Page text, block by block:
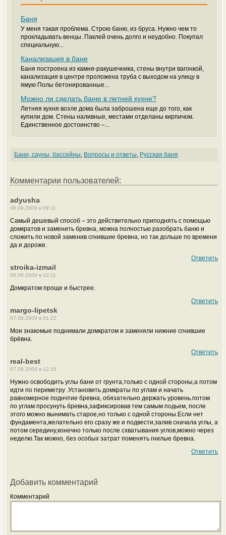
Баня
У меня такая проблема. Строю баню, из бруса. Нужно чем то
прокладывать венцы. Паклей очень долго и неудобно. Покупал
специальную...
Канализация в бане
Баня построена из камня-ракушечника, стены внутри вагонкой,
канализация в центре проложена труба с выходом на улицу в
ямую Полы бетонированные...
Можно ли сделать баню в летней кухне?
Летняя кухня возле дома была заброшена еще до того, как
купили дом. Стены наливные, местами отделаны кирпичом.
Единственное достоинство –...
Бани, сауны, бассейны, Вопросы и ответы, Русская баня
Комментарии пользователей:
adyusha
06.09.2009 в 09:11
Самый дешевый способ – это действительно приподнять с помощью
домкратов и заменить бревна, можна полностью разобрать баню и
сложить по новой заменив сгнившие бревна, но так дольше по времени
да и дороже.
Ответить
stroika-izmail
06.09.2009 в 10:11
Домкратом проще и быстрее.
Ответить
margo-lipetsk
07.09.2009 в 01:22
Мои знакомые поднимали домкратом и заменяли нижние сгнившие
брёвна.
Ответить
real-best
07.09.2009 в 12:16
Нужно освободить углы бани от грунта,только с одной стороны,а потом
идти по периметру .Установить домкраты по углам и начать
равномерное поднчтие бревна, обязательно держать уровень.потом
по углам просунуть бревна,зафиксировав тем самым подьем, после
этого можно вынимать старое,но только с одной стороны.Если нет
фундамента,желательно его сразу же и подвести,залив сначала углы, а
потом середину,конечно только после схватывания углов,можно через
неделю.Так можно, без особых затрат поменять гнилые бревна.
Ответить
Добавить комментарий
Комментарий